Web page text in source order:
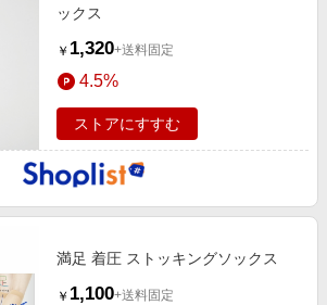
ックス
￥ 1,320+送料固定
4.5%
ストアにすすむ
満足 着圧 ストッキングソックス
￥ 1,100+送料固定